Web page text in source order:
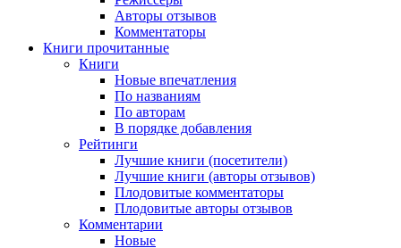
Авторы отзывов
Комментаторы
Книги прочитанные
Книги
Новые впечатления
По названиям
По авторам
В порядке добавления
Рейтинги
Лучшие книги (посетители)
Лучшие книги (авторы отзывов)
Плодовитые комментаторы
Плодовитые авторы отзывов
Комментарии
Новые